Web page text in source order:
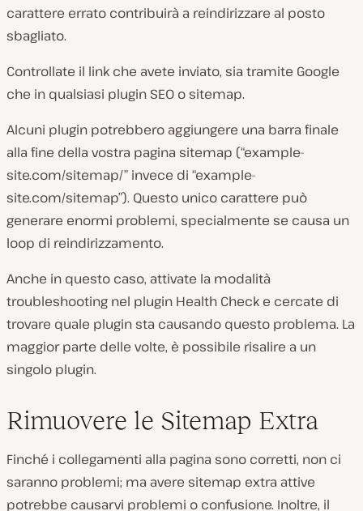
carattere errato contribuirà a reindirizzare al posto
sbagliato.
Controllate il link che avete inviato, sia tramite Google
che in qualsiasi plugin SEO o sitemap.
Alcuni plugin potrebbero aggiungere una barra finale
alla fine della vostra pagina sitemap (“example-
site.com/sitemap/” invece di “example-
site.com/sitemap”). Questo unico carattere può
generare enormi problemi, specialmente se causa un
loop di reindirizzamento.
Anche in questo caso, attivate la modalità
troubleshooting nel plugin Health Check e cercate di
trovare quale plugin sta causando questo problema. La
maggior parte delle volte, è possibile risalire a un
singolo plugin.
Rimuovere le Sitemap Extra
Finché i collegamenti alla pagina sono corretti, non ci
saranno problemi; ma avere sitemap extra attive
potrebbe causarvi problemi o confusione. Inoltre, il